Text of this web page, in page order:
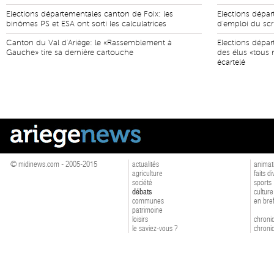
Elections départementales canton de Foix: les
binômes PS et ESA ont sorti les calculatrices
Canton du Val d'Ariège: le «Rassemblement à
Gauche» tire sa dernière cartouche
Elections
d'emploi du
Elections
des élus «tous
écartelé
© midinews.com - 2005-2015
actualités
agriculture
société
débats
communes
patrimoine
loisirs
le saviez-vous ?
faits
sports
culture
en bref